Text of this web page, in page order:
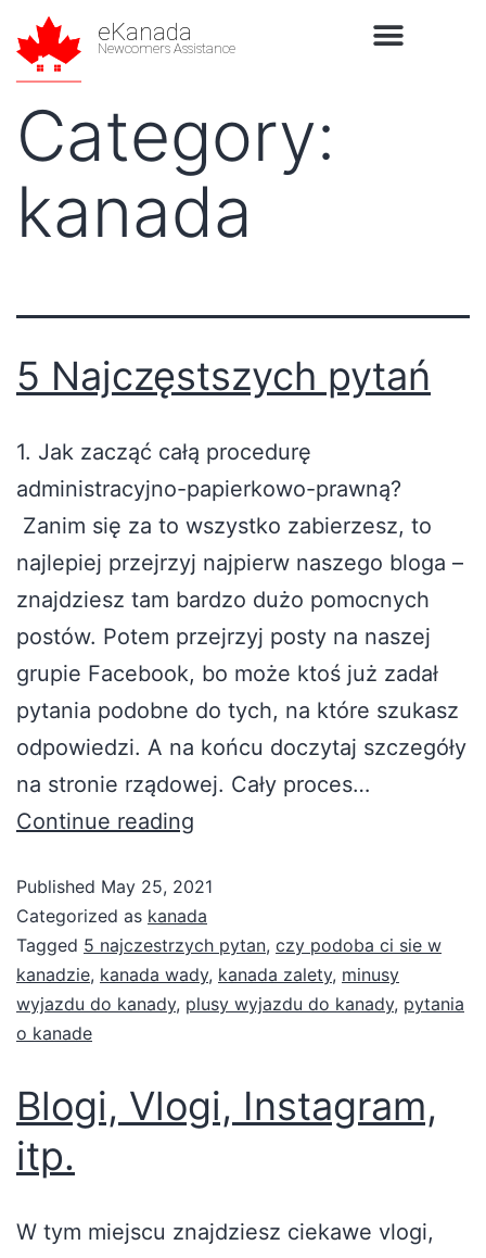
eKanada
Newcomers Assistance
Category:
kanada
5 Najczęstszych pytań
1. Jak zacząć całą procedurę
administracyjno-papierkowo-prawną?
Zanim się za to wszystko zabierzesz, to
najlepiej przejrzyj najpierw naszego bloga –
znajdziesz tam bardzo dużo pomocnych
postów. Potem przejrzyj posty na naszej
grupie Facebook, bo może ktoś już zadał
pytania podobne do tych, na które szukasz
odpowiedzi. A na końcu doczytaj szczegóły
na stronie rządowej. Cały proces…
Continue reading
Published May 25, 2021
Categorized as kanada
Tagged 5 najczestrzych pytan, czy podoba ci sie w
kanadzie, kanada wady, kanada zalety, minusy
wyjazdu do kanady, plusy wyjazdu do kanady, pytania
o kanade
Blogi, Vlogi, Instagram,
itp.
W tym miejscu znajdziesz ciekawe vlogi,